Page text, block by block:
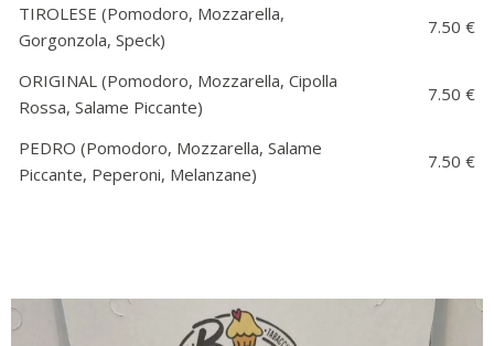
TIROLESE (Pomodoro, Mozzarella,
Gorgonzola, Speck)
7.50 €
ORIGINAL (Pomodoro, Mozzarella, Cipolla
Rossa, Salame Piccante)
7.50 €
PEDRO (Pomodoro, Mozzarella, Salame
Piccante, Peperoni, Melanzane)
7.50 €